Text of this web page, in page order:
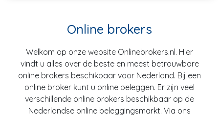
Online brokers
Welkom op onze website Onlinebrokers.nl. Hier
vindt u alles over de beste en meest betrouwbare
online brokers beschikbaar voor Nederland. Bij een
online broker kunt u online beleggen. Er zijn veel
verschillende online brokers beschikbaar op de
Nederlandse online beleggingsmarkt. Via ons